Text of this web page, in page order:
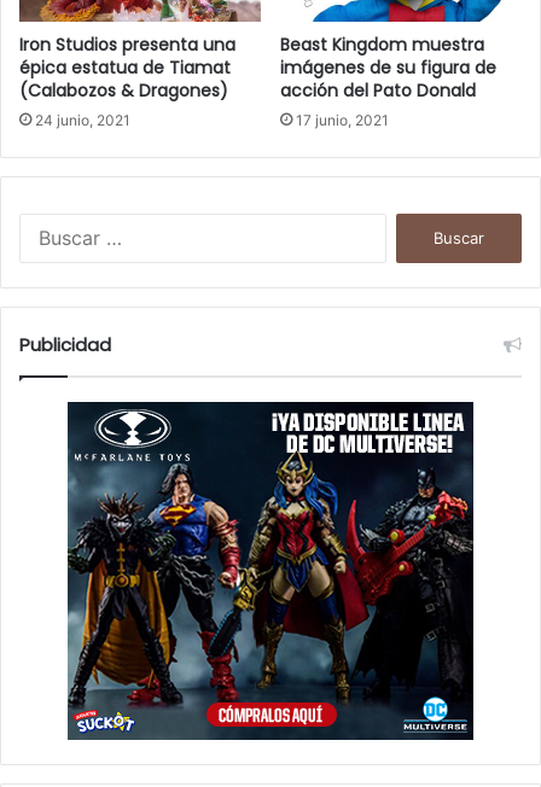
Iron Studios presenta una
épica estatua de Tiamat
(Calabozos & Dragones)
24 junio, 2021
Beast Kingdom muestra
imágenes de su figura de
acción del Pato Donald
17 junio, 2021
c
:
Publicidad